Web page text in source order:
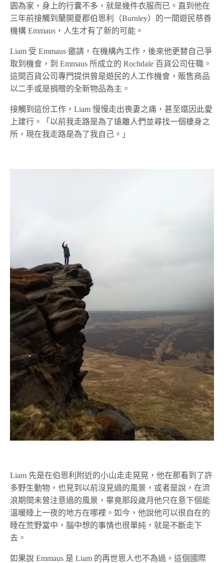
園為家，身上的行囊不多，就是幾件衣服而已。直到他在
三年前接觸到蘭開夏郡伯恩利（Burnley）的一間遊民慈善
機構 Emmaus，人生才有了新的可能。
Liam 受 Emmaus 邀請，在機構內工作，後來他更替自己爭
取到機會，到 Emmaus 所成立的 Rochdale 百貨公司任職。
這間百貨公司專門提供曾是遊民的人工作機會，販售商品
以二手或是捐贈的全新物品為主。
接觸到這份工作，Liam 慢慢走出喪妻之痛，甚至還因此愛
上建行。「以前我走路是為了遠離人們並尋找一個棲身之
所，現在我走路是為了我自己。」
Liam 先是在伯恩利附近的小山走走晃晃，他在那看到了許
多野生動物，也見到以前沒見過的風景，或者是說，在流
浪期間未曾注意過的風景，畢竟那段歲月他只在意下個能
溫暖睡上一夜的地方在哪裡。如今，他說他可以很自在的
睡在荒野當中，腦中想的事情也很單純，就是不斷走下
去。
如果說 Emmaus 是 Liam 的再世恩人也不為過。這個國際